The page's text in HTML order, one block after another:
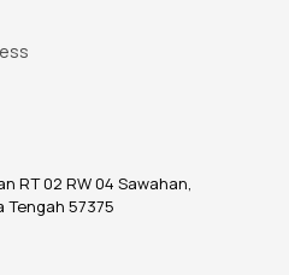
RT 02 RW 04 Sawahan,
Tengah 57375